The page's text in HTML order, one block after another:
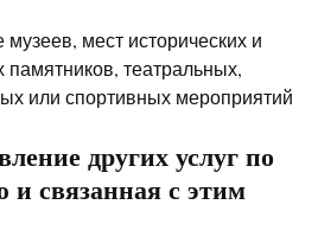
мест исторических и
памятников, театральных,
или спортивных мероприятий
других услуг по
и связанная с этим